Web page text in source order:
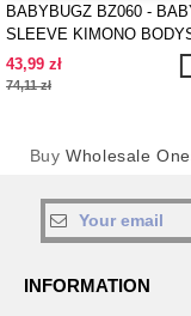
BABYBUGZ BZ060 -
SLEEVE KIMONO
43,99 zł
74,11 zł
BuyWholesale
INFORMATION